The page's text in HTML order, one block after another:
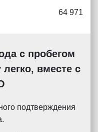
64 971
с пробегом
вместе с
подтверждения